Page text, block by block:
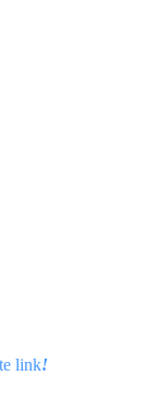
link!